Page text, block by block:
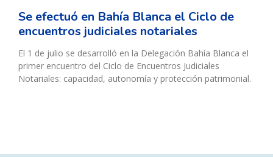
Se efectuó en Bahía Blanca el Ciclo de
encuentros judiciales notariales
El 1 de julio se desarrolló en la Delegación Bahía Blanca el
primer encuentro del Ciclo de Encuentros Judiciales
Notariales: capacidad, autonomía y protección patrimonial.